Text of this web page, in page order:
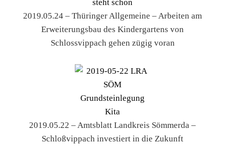
2019.05.24 – Thüringer Allgemeine – Arbeiten am
Erweiterungsbau des Kindergartens von
Schlossvippach gehen zügig voran
2019.05.22 – Amtsblatt Landkreis Sömmerda –
Schloßvippach investiert in die Zukunft